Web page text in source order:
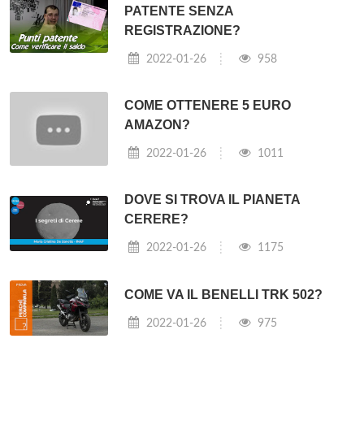
PATENTE SENZA
REGISTRAZIONE?
2022-01-26 958
COME OTTENERE 5 EURO
AMAZON?
2022-01-26 1011
DOVE SI TROVA IL PIANETA
CERERE?
2022-01-26 1175
COME VA IL BENELLI TRK 502?
2022-01-26 975